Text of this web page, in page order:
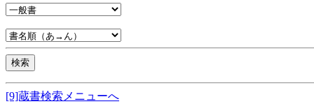
[9]蔵書検索メニューへ